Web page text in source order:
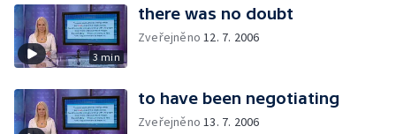
3 min
there was no doubt
Zveřejněno12. 7. 2006
to have been negotiating
Zveřejněno13. 7. 2006